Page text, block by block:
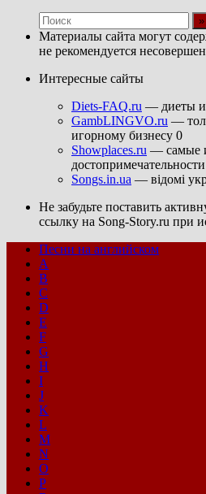
Материалы сайта могут
не рекомендуется
Интересные сайты
Diets-FAQ.ru — диеты и
GambLINGVO.ru —
игорному бизнесу 0
Showplaces.ru — самые
Songs.in.ua — відомі
Не забудьте поставить
ссылку на Song-Story.ru при
Песни на английском
A
B
C
D
E
F
G
H
I
J
K
L
M
N
O
P